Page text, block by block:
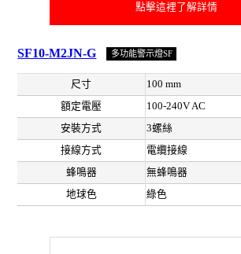
點擊這裡了解詳情
SF10-M2JN-G 多功能警示燈SF
尺寸
100 mm
額定電壓
100-240V AC
安裝方式
3螺絲
接線方式
電纜接線
蜂鳴器
無蜂鳴器
地球色
綠色